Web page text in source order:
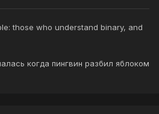
those who understand binary, and
когда пингвин разбил яблоком